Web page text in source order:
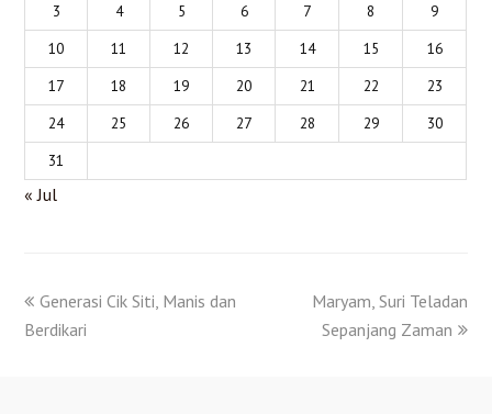
3
4 5 6 7 8
9
10
11 12 13 14 15
16
17
18 19 20 21 22
23
24
25 26 27 28 29
30
31
« Jul
Generasi Cik Siti, Manis dan
Berdikari
Maryam, Suri Teladan
Sepanjang Zaman